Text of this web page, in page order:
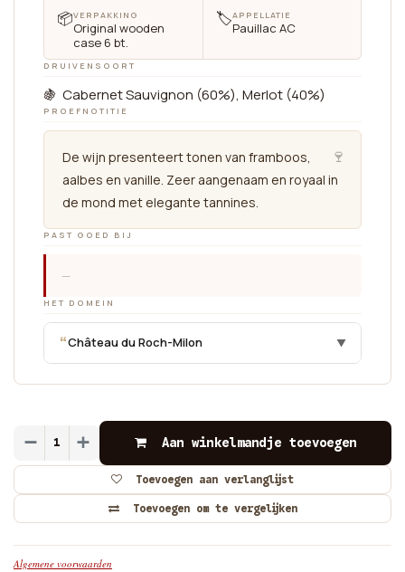
📦VERPAKKING
Original wooden
case 6 bt.
🏷APPELLATIE
Pauillac AC
DRUIVENSOORT
🍇 Cabernet Sauvignon (60%), Merlot (40%)
PROEFNOTITIE
🍷
De wijn presenteert tonen van framboos,
aalbes en vanille. Zeer aangenaam en royaal in
de mond met elegante tannines.
PAST GOED BIJ
—
HET DOMEIN
“Château du Roch-Milon ▼
Aan winkelmandje toevoegen
Toevoegen om te vergelijken
Toevoegen aan verlanglijst
Algemene voorwaarden